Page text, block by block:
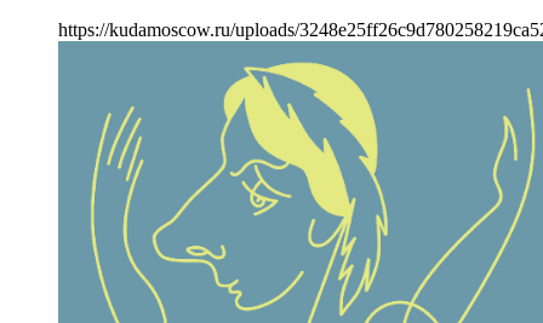
https://kudamoscow.ru/uploads/